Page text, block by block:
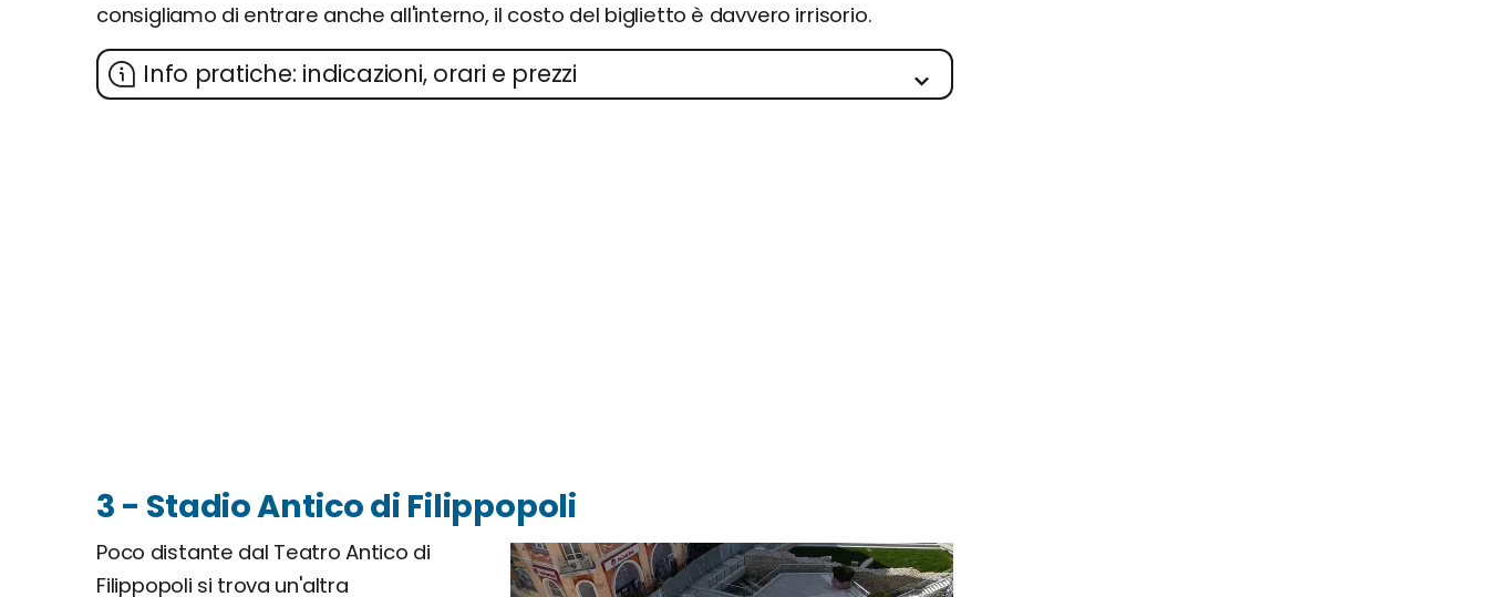
consigliamo di entrare anche all'interno, il costo del biglietto è davvero irrisorio.
Info pratiche: indicazioni, orari e prezzi
3 - Stadio Antico di Filippopoli
Poco distante dal Teatro Antico di
Filippopoli si trova un'altra